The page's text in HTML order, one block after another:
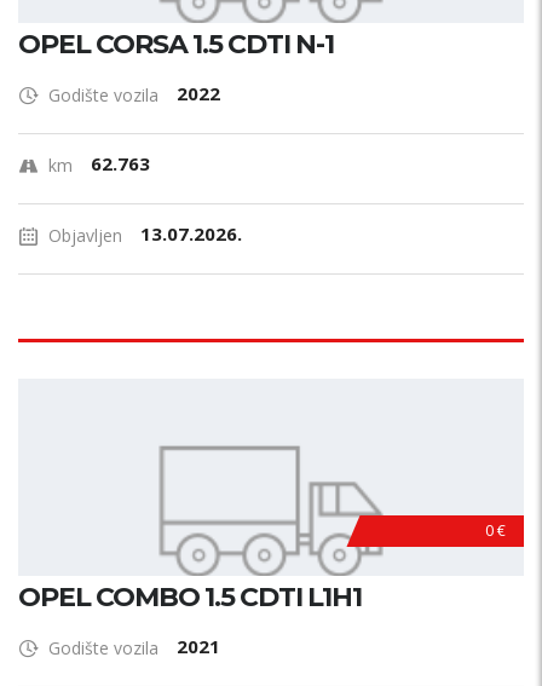
OPEL CORSA 1.5 CDTI N-1
Godište vozila 2022
km 62.763
Objavljen 13.07.2026.
0 €
OPEL COMBO 1.5 CDTI L1H1
Godište vozila 2021